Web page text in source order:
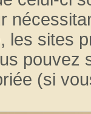
les sites
pouvez
(si